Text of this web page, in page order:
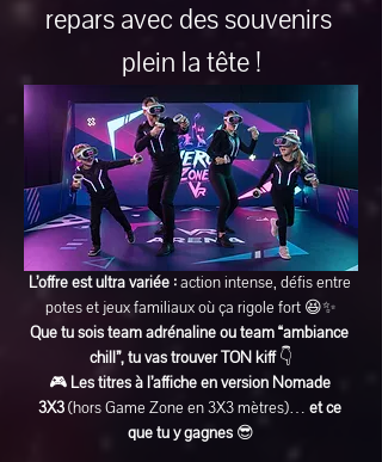
repars avec des souvenirs
plein la tête !
L’offre est ultra variée : action intense, défis entre
potes et jeux familiaux où ça rigole fort 😆✨
Que tu sois team adrénaline ou team “ambiance
chill”, tu vas trouver TON kiff 👇
🎮 Les titres à l’affiche en version Nomade
3X3 (hors Game Zone en 3X3 mètres)… et ce
que tu y gagnes 😎